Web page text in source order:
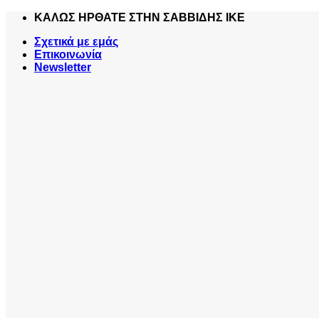
Skip
content
ΚΑΛΩΣ ΗΡΘΑΤΕ ΣΤΗΝ ΣΑΒΒΙΔΗΣ ΙΚΕ
Σχετικά με εμάς
Επικοινωνία
Newsletter